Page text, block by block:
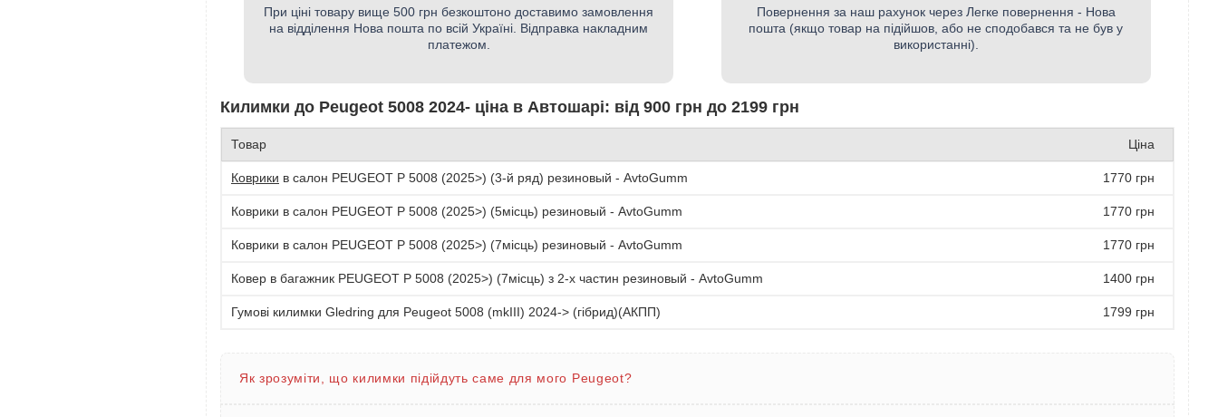
При ціні товару вище 500 грн безкоштоно доставимо замовлення
на відділення Нова пошта по всій Україні. Відправка накладним
платежом.
Повернення за наш рахунок через Легке повернення - Нова
пошта (якщо товар на підійшов, або не сподобався та не був у
використанні).
Килимки до Peugeot 5008 2024- ціна в Автошарі: від 900 грн до 2199 грн
Товар Ціна
Коврики в салон PEUGEOT P 5008 (2025>) (3-й ряд) резиновый - AvtoGumm 1770 грн
Коврики в салон PEUGEOT P 5008 (2025>) (5місць) резиновый - AvtoGumm 1770 грн
Коврики в салон PEUGEOT P 5008 (2025>) (7місць) резиновый - AvtoGumm 1770 грн
Ковер в багажник PEUGEOT P 5008 (2025>) (7місць) з 2-х частин резиновый - AvtoGumm 1400 грн
Гумові килимки Gledring для Peugeot 5008 (mkIII) 2024-> (гібрид)(АКПП) 1799 грн
Як зрозуміти, що килимки підійдуть саме для мого Peugeot?